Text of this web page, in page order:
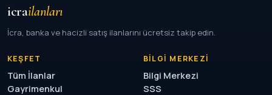
icrailanları
İcra, banka ve hacizli satış ilanlarını ücretsiz takip edin.
KEŞFET
Tüm İlanlar
Gayrimenkul
BILGI MERKEZI
Bilgi Merkezi
SSS